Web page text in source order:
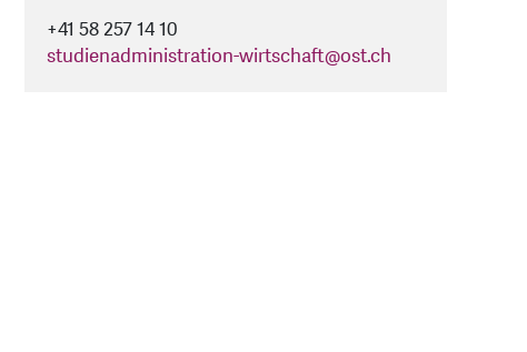
+41 58 257 14 10
studienadministration-wirtschaft@ost.ch